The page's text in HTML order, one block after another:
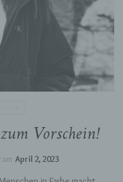
Vorschein!
am April 2, 2023
natürliche oder
Einrichtung oder
Daten im
verarbeitet.
oder andere
Daten
handelt oder nicht.